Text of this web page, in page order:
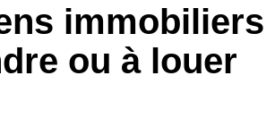
immobiliers
ou à louer